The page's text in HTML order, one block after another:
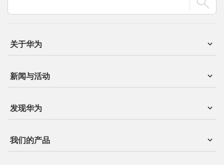
关于华为
新闻与活动
发现华为
我们的产品